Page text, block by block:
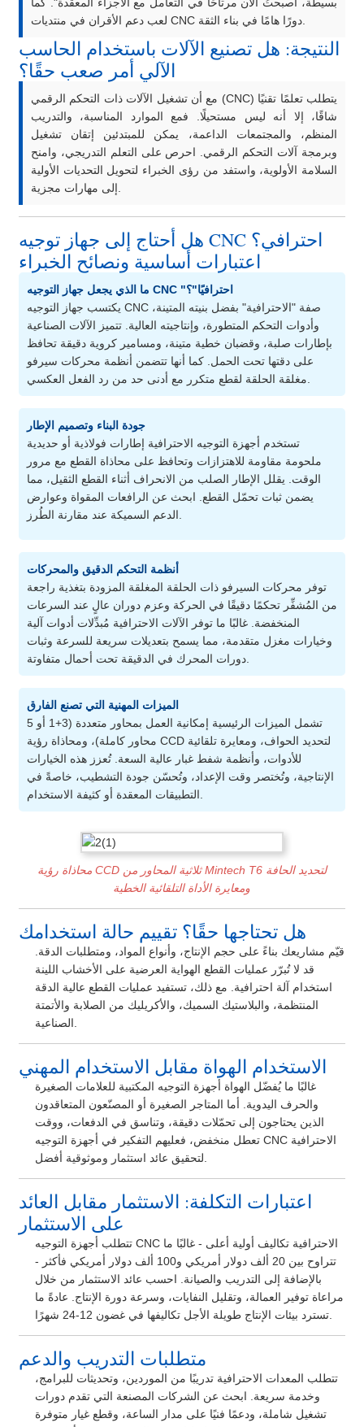
بسيطة، أصبحتُ الآن مرتاحًا في التعامل مع الأجزاء المعقدة". كما
لعب دعم الأقران في منتديات CNC دورًا هامًا في بناء الثقة.
النتيجة: هل تصنيع الآلات باستخدام الحاسب
الآلي أمر صعب حقًا؟
مع أن تشغيل الآلات ذات التحكم الرقمي (CNC) يتطلب تعلمًا تقنيًا
شاقًا، إلا أنه ليس مستحيلًا. فمع الموارد المناسبة، والتدريب
المنظم، والمجتمعات الداعمة، يمكن للمبتدئين إتقان تشغيل
وبرمجة آلات التحكم الرقمي. احرص على التعلم التدريجي، وامنح
السلامة الأولوية، واستفد من رؤى الخبراء لتحويل التحديات الأولية
إلى مهارات مجزية.
هل أحتاج إلى جهاز توجيه CNC احترافي؟
اعتبارات أساسية ونصائح الخبراء
ما الذي يجعل جهاز التوجيه CNC "احترافيًا"؟
يكتسب جهاز التوجيه CNC صفة "الاحترافية" بفضل بنيته المتينة،
وأدوات التحكم المتطورة، وإنتاجيته العالية. تتميز الآلات الصناعية
بإطارات صلبة، وقضبان خطية متينة، ومسامير كروية دقيقة تحافظ
على دقتها تحت الحمل. كما أنها تتضمن أنظمة محركات سيرفو
مغلقة الحلقة لقطع متكرر مع أدنى حد من رد الفعل العكسي.
جودة البناء وتصميم الإطار
تستخدم أجهزة التوجيه الاحترافية إطارات فولاذية أو حديدية
ملحومة مقاومة للاهتزازات وتحافظ على محاذاة القطع مع مرور
الوقت. يقلل الإطار الصلب من الانحراف أثناء القطع الثقيل، مما
يضمن ثبات تحمّل القطع. ابحث عن الرافعات المقواة وعوارض
الدعم السميكة عند مقارنة الطُرز.
أنظمة التحكم الدقيق والمحركات
توفر محركات السيرفو ذات الحلقة المغلقة المزودة بتغذية راجعة
من المُشفِّر تحكمًا دقيقًا في الحركة وعزم دوران عالٍ عند السرعات
المنخفضة. غالبًا ما توفر الآلات الاحترافية مُبدِّلات أدوات آلية
وخيارات مغزل متقدمة، مما يسمح بتعديلات سريعة للسرعة وثبات
دورات المحرك في الدقيقة تحت أحمال متفاوتة.
الميزات المهنية التي تصنع الفارق
تشمل الميزات الرئيسية إمكانية العمل بمحاور متعددة (3+1 أو 5
محاور كاملة)، ومحاذاة رؤية CCD لتحديد الحواف، ومعايرة تلقائية
للأدوات، وأنظمة شفط غبار عالية السعة. تُعزز هذه الخيارات
الإنتاجية، وتُختصر وقت الإعداد، وتُحسّن جودة التشطيب، خاصةً في
التطبيقات المعقدة أو كثيفة الاستخدام.
محاذاة رؤية CCD ثلاثية المحاور من Mintech T6 لتحديد الحافة
ومعايرة الأداة التلقائية الخطية
هل تحتاجها حقًا؟ تقييم حالة استخدامك
قيّم مشاريعك بناءً على حجم الإنتاج، وأنواع المواد، ومتطلبات الدقة.
قد لا تُبرّر عمليات القطع الهواية العرضية على الأخشاب اللينة
استخدام آلة احترافية. مع ذلك، تستفيد عمليات القطع عالية الدقة
المنتظمة، والبلاستيك السميك، والأكريليك من الصلابة والأتمتة
الصناعية.
الاستخدام الهواة مقابل الاستخدام المهني
غالبًا ما يُفضّل الهواة أجهزة التوجيه المكتبية للعلامات الصغيرة
والحرف اليدوية. أما المتاجر الصغيرة أو المصنّعون المتعاقدون
الذين يحتاجون إلى تحمّلات دقيقة، وتناسق في الدفعات، ووقت
تعطل منخفض، فعليهم التفكير في أجهزة التوجيه CNC الاحترافية
لتحقيق عائد استثمار وموثوقية أفضل.
اعتبارات التكلفة: الاستثمار مقابل العائد
على الاستثمار
تتطلب أجهزة التوجيه CNC الاحترافية تكاليف أولية أعلى - غالبًا ما
تتراوح بين 20 ألف دولار أمريكي و100 ألف دولار أمريكي فأكثر -
بالإضافة إلى التدريب والصيانة. احسب عائد الاستثمار من خلال
مراعاة توفير العمالة، وتقليل النفايات، وسرعة دورة الإنتاج. عادةً ما
تسترد بيئات الإنتاج طويلة الأجل تكاليفها في غضون 12-24 شهرًا.
متطلبات التدريب والدعم
تتطلب المعدات الاحترافية تدريبًا من الموردين، وتحديثات للبرامج،
وخدمة سريعة. ابحث عن الشركات المصنعة التي تقدم دورات
تشغيل شاملة، ودعمًا فنيًا على مدار الساعة، وقطع غيار متوفرة